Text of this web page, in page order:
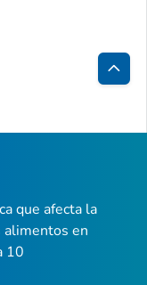
la
que afecta la
alimentos en
10